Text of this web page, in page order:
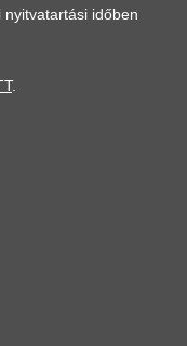
nyitvatartási időben
.